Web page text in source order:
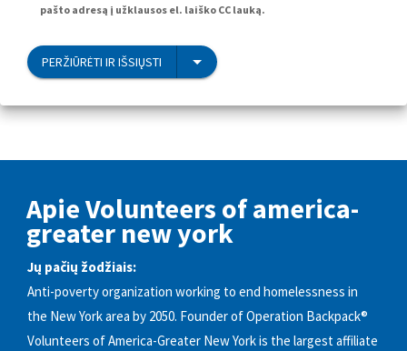
pašto adresą į užklausos el. laiško CC lauką.
PERŽIŪRĖTI IR IŠSIŲSTI
Apie Volunteers of america-
greater new york
Jų pačių žodžiais:
Anti-poverty organization working to end homelessness in
the New York area by 2050. Founder of Operation Backpack®
Volunteers of America-Greater New York is the largest affiliate